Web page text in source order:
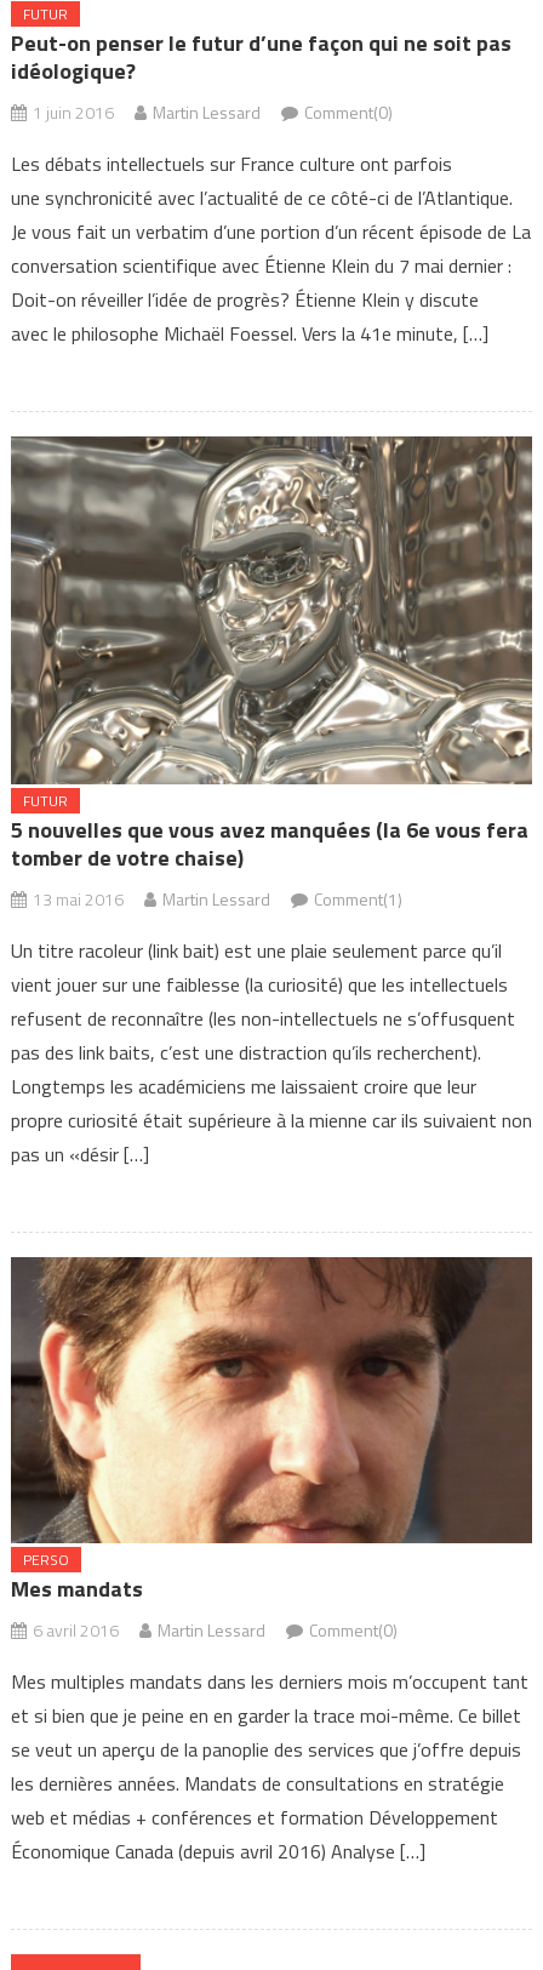
FUTUR
Peut-on penser le futur d’une façon qui ne soit pas
idéologique?
1 juin 2016 Martin Lessard Comment(0)
Les débats intellectuels sur France culture ont parfois
une synchronicité avec l’actualité de ce côté-ci de l’Atlantique.
Je vous fait un verbatim d’une portion d’un récent épisode de La
conversation scientifique avec Étienne Klein du 7 mai dernier :
Doit-on réveiller l’idée de progrès? Étienne Klein y discute
avec le philosophe Michaël Foessel. Vers la 41e minute, […]
FUTUR
5 nouvelles que vous avez manquées (la 6e vous fera
tomber de votre chaise)
13 mai 2016 Martin Lessard Comment(1)
Un titre racoleur (link bait) est une plaie seulement parce qu’il
vient jouer sur une faiblesse (la curiosité) que les intellectuels
refusent de reconnaître (les non-intellectuels ne s’offusquent
pas des link baits, c’est une distraction qu’ils recherchent).
Longtemps les académiciens me laissaient croire que leur
propre curiosité était supérieure à la mienne car ils suivaient non
pas un «désir […]
PERSO
Mes mandats
6 avril 2016 Martin Lessard Comment(0)
Mes multiples mandats dans les derniers mois m’occupent tant
et si bien que je peine en en garder la trace moi-même. Ce billet
se veut un aperçu de la panoplie des services que j’offre depuis
les dernières années. Mandats de consultations en stratégie
web et médias + conférences et formation Développement
Économique Canada (depuis avril 2016) Analyse […]